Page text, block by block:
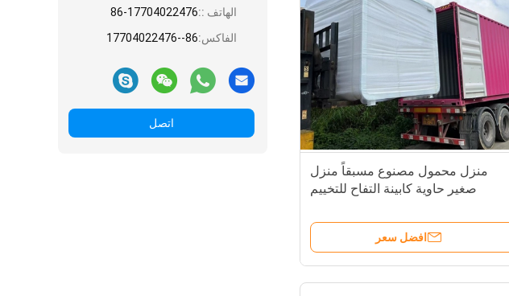
الهاتف ::86-17704022476
الفاكس:86--17704022476
اتصل
منزل محمول مصنوع مسبقاً منزل
صغير حاوية كابينة التفاح للتخييم
افضل سعر